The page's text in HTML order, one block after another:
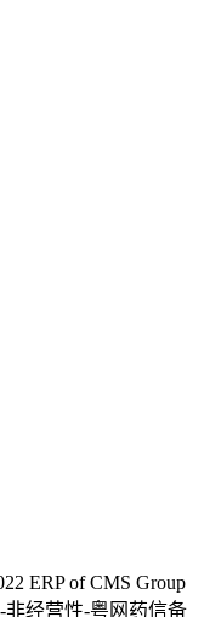
ERP of CMS Group
经营性-粤网药信备